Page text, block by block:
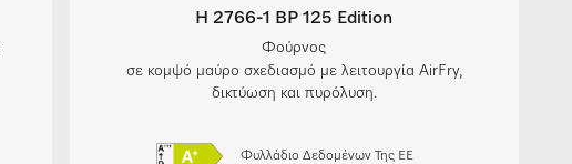
H 2766-1 BP 125 Edition
Φούρνος
σε κομψό μαύρο σχεδιασμό με λειτουργία AirFry,
δικτύωση και πυρόλυση.
Φυλλάδιο Δεδομένων Της ΕΕ